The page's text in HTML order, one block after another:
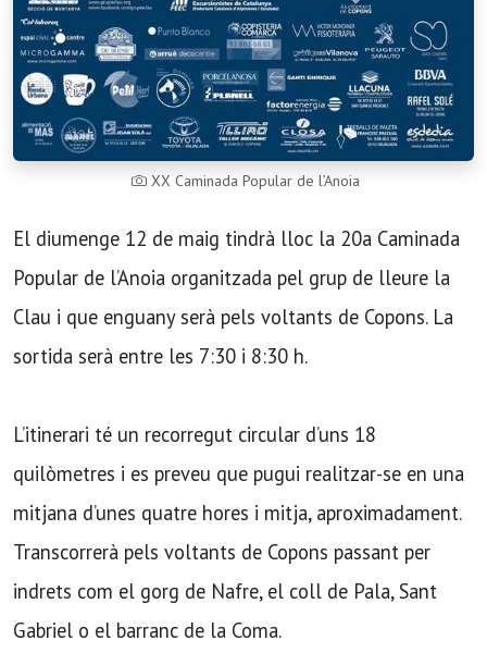
XX Caminada Popular de l’Anoia
El diumenge 12 de maig tindrà lloc la 20a Caminada
Popular de l’Anoia organitzada pel grup de lleure la
Clau i que enguany serà pels voltants de Copons. La
sortida serà entre les 7:30 i 8:30 h.
L’itinerari té un recorregut circular d’uns 18
quilòmetres i es preveu que pugui realitzar-se en una
mitjana d’unes quatre hores i mitja, aproximadament.
Transcorrerà pels voltants de Copons passant per
indrets com el gorg de Nafre, el coll de Pala, Sant
Gabriel o el barranc de la Coma.